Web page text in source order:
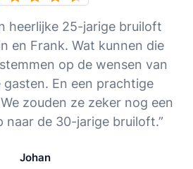
heerlijke 25-jarige bruiloft
en Frank. Wat kunnen die
op de wensen van
gasten. En een prachtige
zouden ze zeker nog een
naar de 30-jarige bruiloft.”
Johan